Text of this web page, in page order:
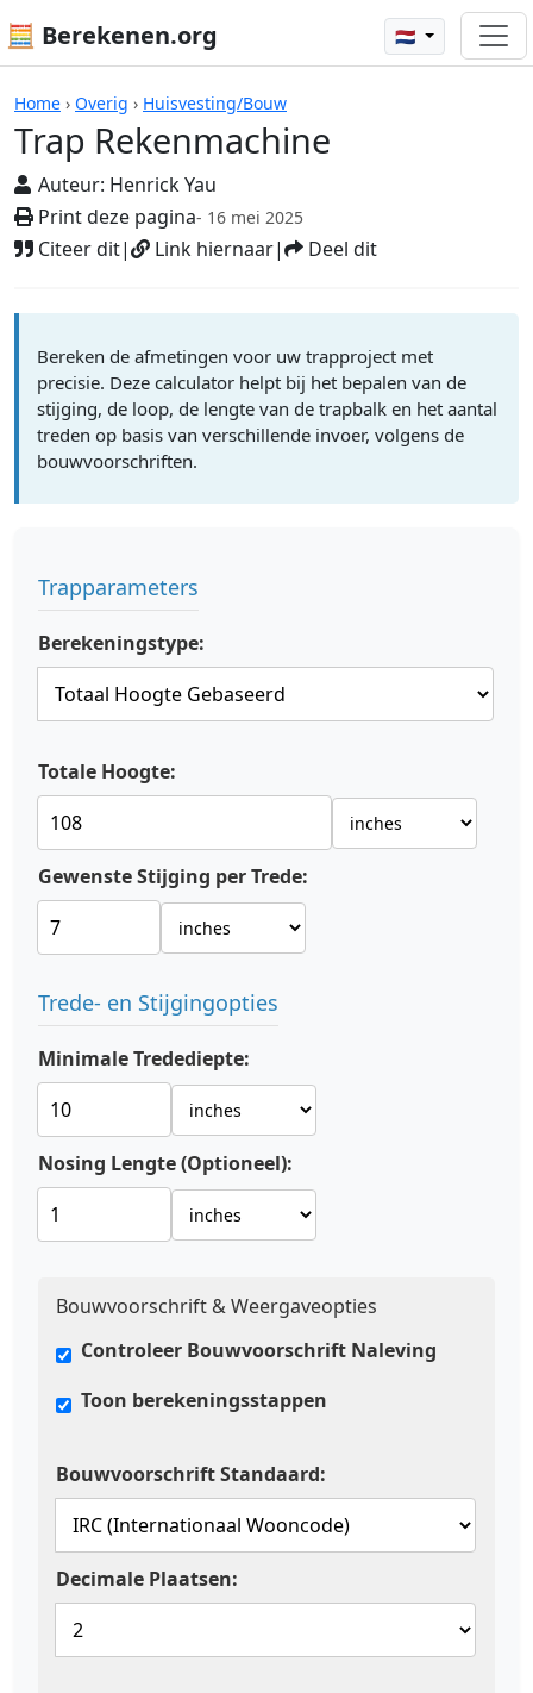
🧮 Berekenen.org 🇳🇱
Home › Overig › Huisvesting/Bouw
Trap Rekenmachine
Auteur: Henrick Yau
Print deze pagina- 16 mei 2025
Citeer dit| Link hiernaar| Deel dit
Rekenmachines
Bereken de afmetingen voor uw trapproject met
precisie. Deze calculator helpt bij het bepalen van de
stijging, de loop, de lengte van de trapbalk en het aantal
treden op basis van verschillende invoer, volgens de
bouwvoorschriften.
Trapparameters
Berekeningstype:
Totale Hoogte:
Gewenste Stijging per Trede:
Trede- en Stijgingopties
Minimale Tredediepte:
Nosing Lengte (Optioneel):
Bouwvoorschrift & Weergaveopties
Controleer Bouwvoorschrift Naleving
Toon berekeningsstappen
Bouwvoorschrift Standaard:
Decimale Plaatsen: